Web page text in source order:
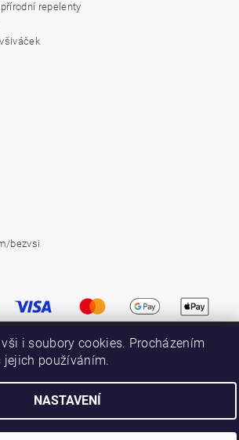
repelenty
bezvsi
©bez...vší , všechna práva vyhrazena
i soubory cookies. Procházením
jejich používáním.
NASTAVENÍ